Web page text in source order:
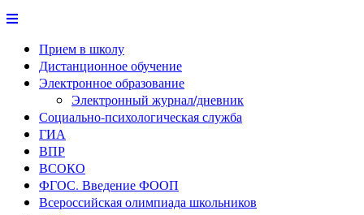
Прием в школу
Дистанционное обучение
Электронное образование
Электронный журнал/дневник
Социально-психологическая служба
ГИА
ВПР
ВСОКО
ФГОС. Введение ФООП
Всероссийская олимпиада школьников